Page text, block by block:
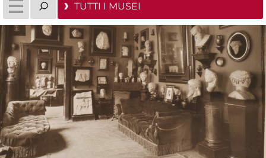
TUTTI I MUSEI